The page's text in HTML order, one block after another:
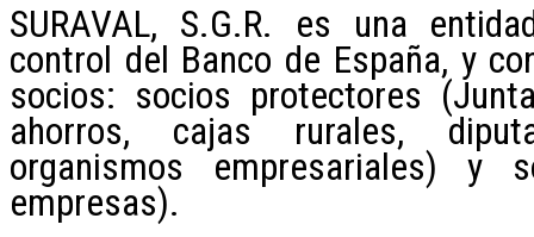
SURAVAL, S.G.R. es una
control del Banco de España, y
socios: socios protectores
ahorros, cajas rurales,
organismos empresariales) y
empresas).